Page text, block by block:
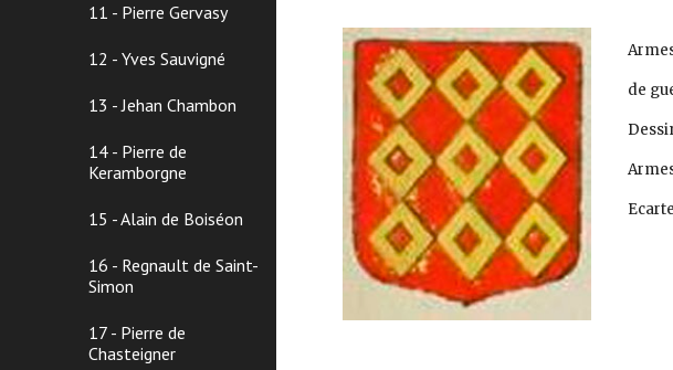
11 - Pierre Gervasy
12 - Yves Sauvigné
13 - Jehan Chambon
14 - Pierre de
Keramborgne
15 - Alain de Boiséon
16 - Regnault de Saint-
Simon
17 - Pierre de
Chasteigner
de